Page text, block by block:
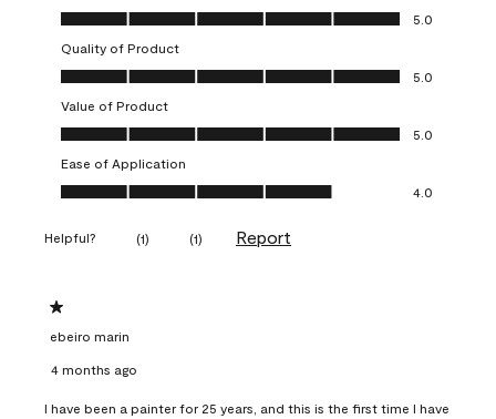
Overall Appearance, 5.0 out of 5
5.0
Quality of Product
Quality of Product, 5.0 out of 5
5.0
Value of Product
Value of Product, 5.0 out of 5
5.0
Ease of Application
Ease of Application, 4.0 out of 5
4.0
Helpful? (1) (1) Report
1 out of 5 stars.
ebeiro marin
4 months ago
I have been a painter for 25 years, and this is the first time I have